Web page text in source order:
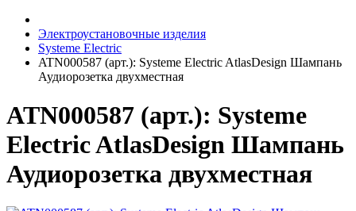
Электроустановочные изделия
Systeme Electric
ATN000587 (арт.): Systeme Electric AtlasDesign Шампань
Аудиорозетка двухместная
ATN000587 (арт.): Systeme
Electric AtlasDesign Шампань
Аудиорозетка двухместная